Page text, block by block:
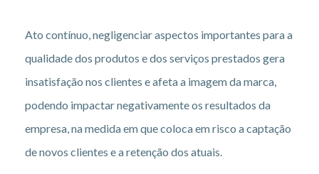
Ato contínuo, negligenciar aspectos importantes para a
qualidade dos produtos e dos serviços prestados gera
insatisfação nos clientes e afeta a imagem da marca,
podendo impactar negativamente os resultados da
empresa, na medida em que coloca em risco a captação
de novos clientes e a retenção dos atuais.